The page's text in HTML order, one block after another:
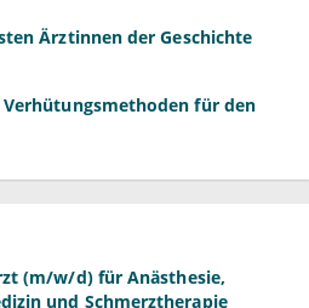
Ärztinnen der Geschichte
für den
(m/w/d) für Anästhesie,
und Schmerztherapie